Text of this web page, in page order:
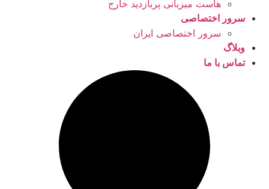
هاست میزبانی پربازدید خارج
سرور اختصاصی
سرور اختصاصی ایران
وبلاگ
تماس با ما